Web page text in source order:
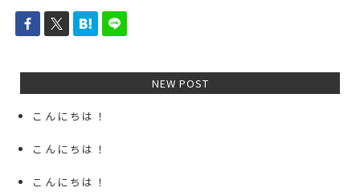
NEW POST
こんにちは！
こんにちは！
こんにちは！